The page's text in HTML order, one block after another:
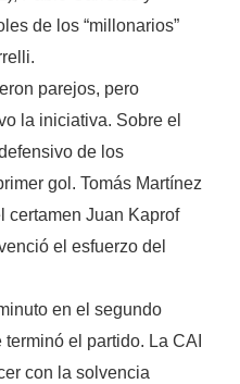
de los “millonarios”
parejos, pero
la iniciativa. Sobre el
de los
gol. Tomás Martínez
certamen Juan Kaprof
el esfuerzo del
en el segundo
el partido. La CAI
con la solvencia